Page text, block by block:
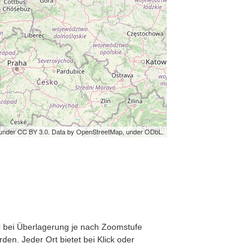
CC BY 3.0. Data by OpenStreetMap, under ODbL.
Überlagerung je nach Zoomstufe
Jeder Ort bietet bei Klick oder